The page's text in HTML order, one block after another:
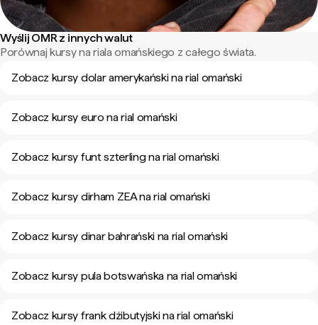
Wyślij OMR z innych walut
Porównaj kursy na riala omańskiego z całego świata.
Zobacz kursy dolar amerykański na rial omański
Zobacz kursy euro na rial omański
Zobacz kursy funt szterling na rial omański
Zobacz kursy dirham ZEA na rial omański
Zobacz kursy dinar bahrański na rial omański
Zobacz kursy pula botswańska na rial omański
Zobacz kursy frank dżibutyjski na rial omański